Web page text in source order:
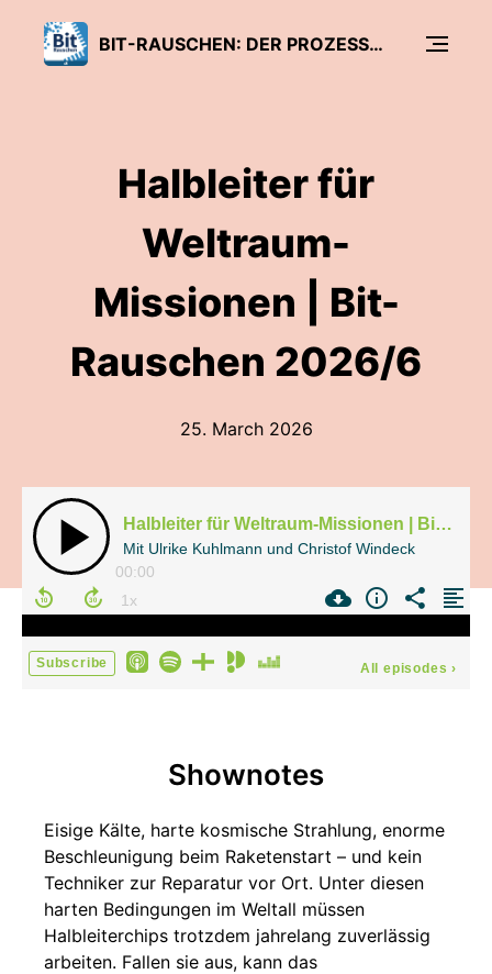
BIT-RAUSCHEN: DER PROZESSOR-PODCAST VON C’T
Halbleiter für
Weltraum-
Missionen | Bit-
Rauschen 2026/6
25. March 2026
Halbleiter für Weltraum-Missionen | Bit-Rauschen 2026/6
Mit Ulrike Kuhlmann und Christof Windeck
00:00
Subscribe All episodes ›
Shownotes
Eisige Kälte, harte kosmische Strahlung, enorme
Beschleunigung beim Raketenstart – und kein
Techniker zur Reparatur vor Ort. Unter diesen
harten Bedingungen im Weltall müssen
Halbleiterchips trotzdem jahrelang zuverlässig
arbeiten. Fallen sie aus, kann das